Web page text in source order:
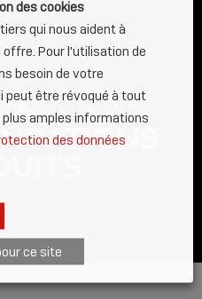
des cookies
qui nous aident à
Pour l'utilisation de
besoin de votre
peut être révoqué à tout
amples informations
des données
ce site